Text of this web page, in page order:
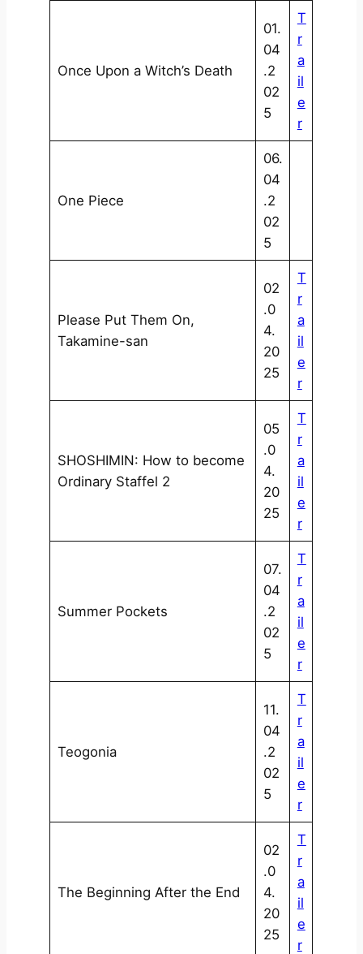
Once Upon a Witch’s Death
01.
04
.2
02
5
T
r
a
il
e
r
One Piece
06.
04
.2
02
5
Please Put Them On,
Takamine-san
02
.0
4.
20
25
T
r
a
il
e
r
SHOSHIMIN: How to become
Ordinary Staffel 2
05
.0
4.
20
25
T
r
a
il
e
r
Summer Pockets
07.
04
.2
02
5
T
r
a
il
e
r
Teogonia
11.
04
.2
02
5
T
r
a
il
e
r
The Beginning After the End
02
.0
4.
20
25
T
r
a
il
e
r